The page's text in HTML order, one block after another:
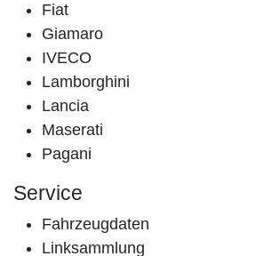
Fiat
Giamaro
IVECO
Lamborghini
Lancia
Maserati
Pagani
Service
Fahrzeugdaten
Linksammlung